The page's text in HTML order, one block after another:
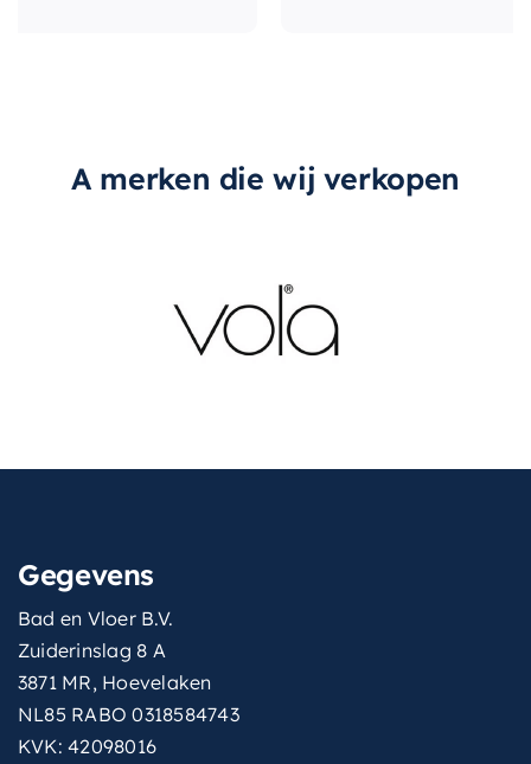
A merken die wij verkopen
Gegevens
Bad en Vloer B.V.
Zuiderinslag 8 A
3871 MR, Hoevelaken
NL85 RABO 0318584743
KVK: 42098016